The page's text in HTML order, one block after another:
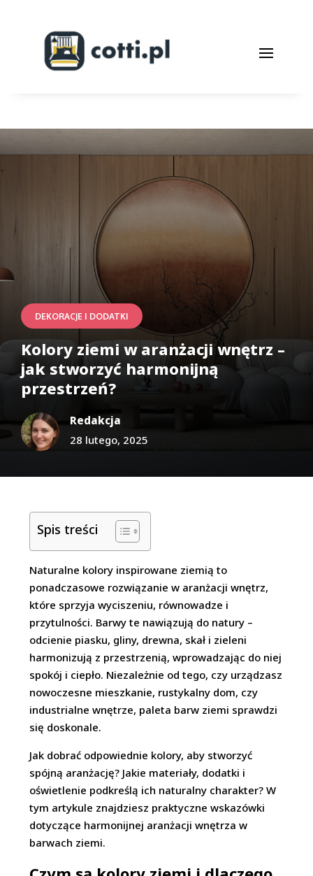
DEKORACJE I DODATKI
Kolory ziemi w aranżacji wnętrz –
jak stworzyć harmonijną
przestrzeń?
Redakcja
28 lutego, 2025
Spis treści
Naturalne kolory inspirowane ziemią to
ponadczasowe rozwiązanie w aranżacji wnętrz,
które sprzyja wyciszeniu, równowadze i
przytulności. Barwy te nawiązują do natury –
odcienie piasku, gliny, drewna, skał i zieleni
harmonizują z przestrzenią, wprowadzając do niej
spokój i ciepło. Niezależnie od tego, czy urządzasz
nowoczesne mieszkanie, rustykalny dom, czy
industrialne wnętrze, paleta barw ziemi sprawdzi
się doskonale.
Jak dobrać odpowiednie kolory, aby stworzyć
spójną aranżację? Jakie materiały, dodatki i
oświetlenie podkreślą ich naturalny charakter? W
tym artykule znajdziesz praktyczne wskazówki
dotyczące harmonijnej aranżacji wnętrza w
barwach ziemi.